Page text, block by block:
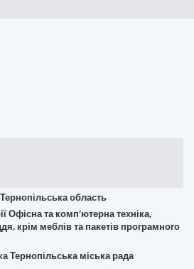
Тернопільська область
Офісна та комп’ютерна техніка,
крім меблів та пакетів програмного
Тернопільська міська рада